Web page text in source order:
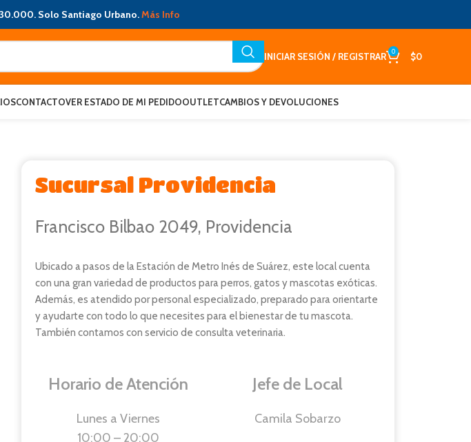
Solo Santiago Urbano.Más Info
INICIAR SESIÓN / REGISTRAR 0 $0
CONTACTOVER ESTADO DE MI PEDIDOOUTLETCAMBIOS Y DEVOLUCIONES
Sucursal Providencia
Francisco Bilbao 2049, Providencia
Ubicado a pasos de la Estación de Metro Inés de Suárez, este local cuenta
con una gran variedad de productos para perros, gatos y mascotas exóticas.
Además, es atendido por personal especializado, preparado para orientarte
y ayudarte con todo lo que necesites para el bienestar de tu mascota.
También contamos con servicio de consulta veterinaria.
Horario de Atención
Lunes a Viernes
10:00 – 20:00
Jefe de Local
Camila Sobarzo